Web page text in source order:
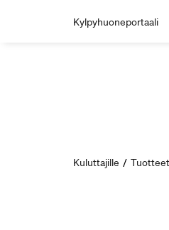
Kylpyhuoneportaali
Kuluttajille / Tuotteet